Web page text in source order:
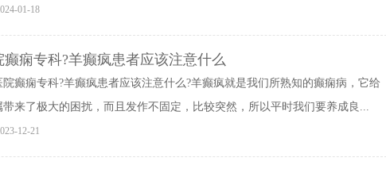
01-18
癫痫专科?羊癫疯患者应该注意什么
院癫痫专科?羊癫疯患者应该注意什么?羊癫疯就是我们所熟知的癫痫病，它给
带来了极大的困扰，而且发作不固定，比较突然，所以平时我们要养成良...
12-21